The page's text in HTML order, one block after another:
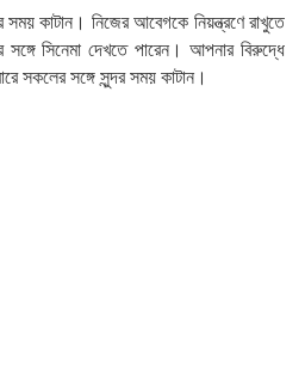
সময় কাটান। নিজের আবেগকে নিয়ন্ত্রণে রাখুতে
সিনেমা দেখতে পারেন। আপনার বিরুদ্ধে
সকলের সঙ্গে সুন্দর সময় কাটান।